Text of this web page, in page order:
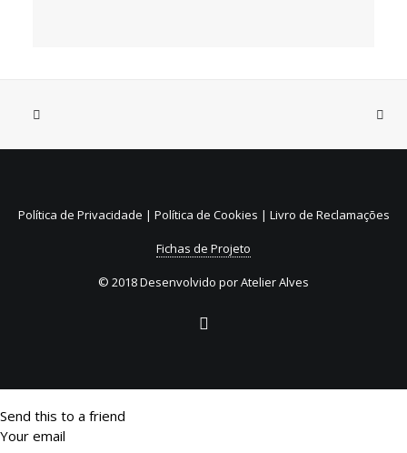
31 de Julho, 2026
Reembolso de embalagens de
bebidas não reutilizáveis (SDR)
Política de Privacidade | Política de Cookies | Livro de Reclamações
Fichas de Projeto
© 2018 Desenvolvido porAtelier Alves
Send this to a friend
Your email